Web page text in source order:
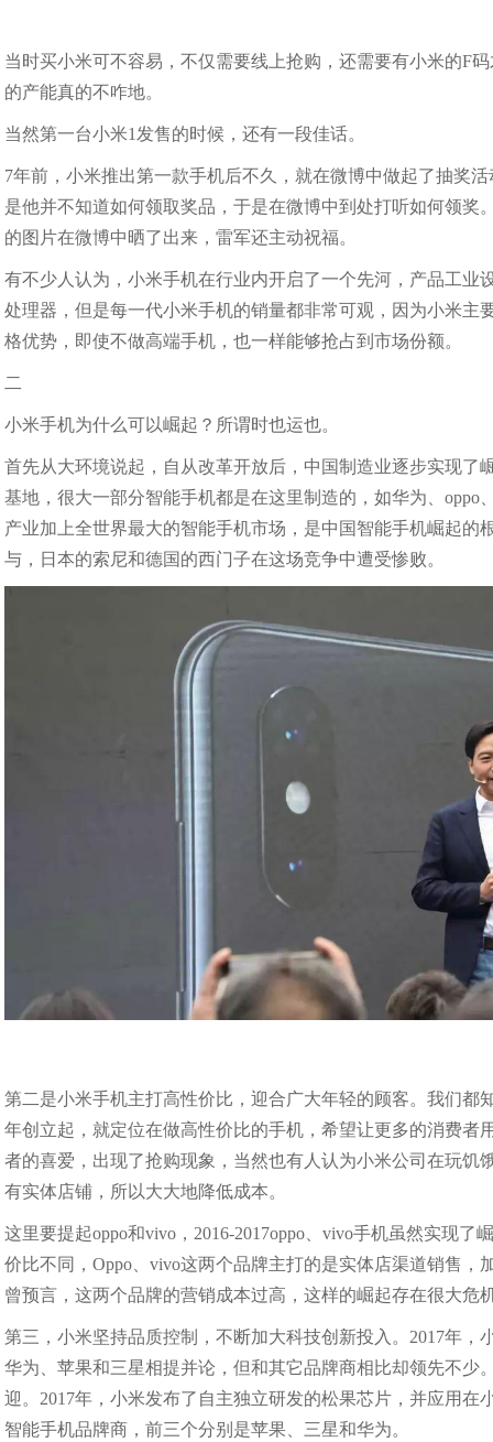
当时买小米可不容易，不仅需要线上抢购，还需要有小米的F
的产能真的不咋地。
当然第一台小米1发售的时候，还有一段佳话。
7年前，小米推出第一款手机后不久，就在微博中做起了抽奖
是他并不知道如何领取奖品，于是在微博中到处打听如何领
的图片在微博中晒了出来，雷军还主动祝福。
有不少人认为，小米手机在行业内开启了一个先河，产品工
处理器，但是每一代小米手机的销量都非常可观，因为小米
格优势，即使不做高端手机，也一样能够抢占到市场份额。
二
小米手机为什么可以崛起？所谓时也运也。
首先从大环境说起，自从改革开放后，中国制造业逐步实现
基地，很大一部分智能手机都是在这里制造的，如华为、
产业加上全世界最大的智能手机市场，是中国智能手机崛起
与，日本的索尼和德国的西门子在这场竞争中遭受惨败。
第二是小米手机主打高性价比，迎合广大年轻的顾客。我们都
年创立起，就定位在做高性价比的手机，希望让更多的消费者
者的喜爱，出现了抢购现象，当然也有人认为小米公司在玩
有实体店铺，所以大大地降低成本。
这里要提起oppo和vivo，2016-2017oppo、vivo手机虽然实现
价比不同，Oppo、vivo这两个品牌主打的是实体店渠道销售
曾预言，这两个品牌的营销成本过高，这样的崛起存在很大危
第三，小米坚持品质控制，不断加大科技创新投入。2017年
华为、苹果和三星相提并论，但和其它品牌商相比却领先不
迎。2017年，小米发布了自主独立研发的松果芯片，并应用
智能手机品牌商，前三个分别是苹果、三星和华为。